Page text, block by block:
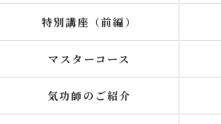
特別講座（前編）
マスターコース
気功師のご紹介